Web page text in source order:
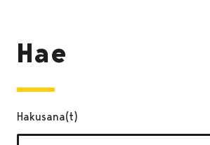
Hae
Hakusana(t)